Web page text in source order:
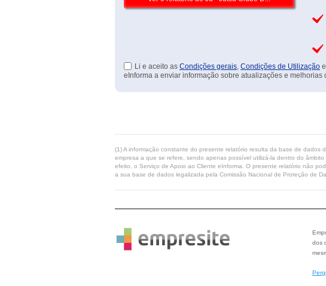
Li e aceito as Condições gerais, Condições de Utilização e
eInforma a enviar informação sobre atualizações e melhorias
(1) A informação constante do presente relatório resulta da base de
empresa a que se refere, sendo apenas possível utilizá-la dentro do
efeito, o Serviço de Apoio ao Cliente eInforma. O presente relatório não
a sua base de dados legalizada pela Comissão Nacional de Proteção de
dos